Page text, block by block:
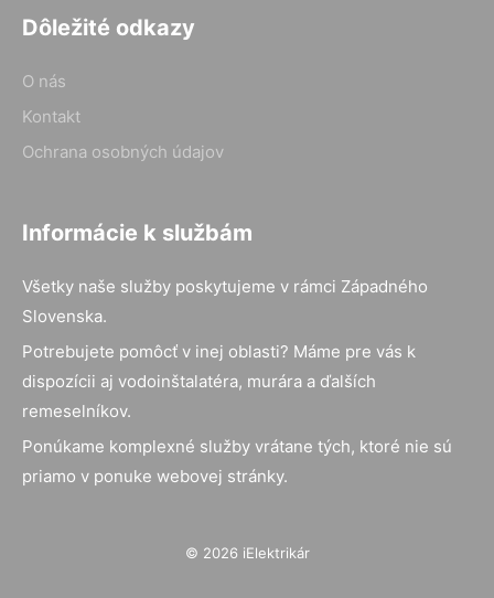
Dôležité odkazy
O nás
Kontakt
Ochrana osobných údajov
Informácie k službám
Všetky naše služby poskytujeme v rámci Západného
Slovenska.
Potrebujete pomôcť v inej oblasti? Máme pre vás k
dispozícii aj vodoinštalatéra, murára a ďalších
remeselníkov.
Ponúkame komplexné služby vrátane tých, ktoré nie sú
priamo v ponuke webovej stránky.
© 2026 iElektrikár